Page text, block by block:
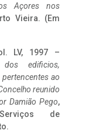
Açores nos
Vieira. (Em
LV, 1997 –
dos edificios,
ao
reunido
Damião Pego,
de